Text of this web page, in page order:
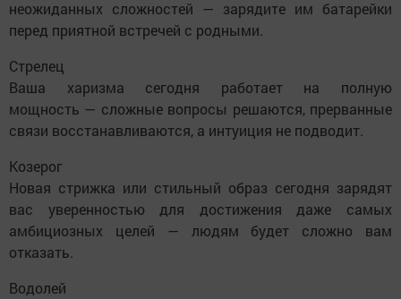
неожиданных сложностей — зарядите им батарейки
перед приятной встречей с родными.
Стрелец
Ваша харизма сегодня работает на полную
мощность — сложные вопросы решаются, прерванные
связи восстанавливаются, а интуиция не подводит.
Козерог
Новая стрижка или стильный образ сегодня зарядят
вас уверенностью для достижения даже самых
амбициозных целей — людям будет сложно вам
отказать.
Водолей